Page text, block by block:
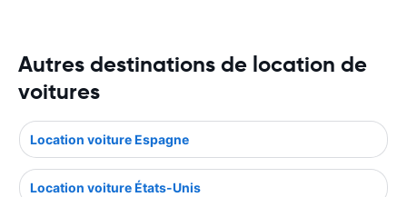
Autres destinations de location de
voitures
Location voiture Espagne
Location voiture États-Unis